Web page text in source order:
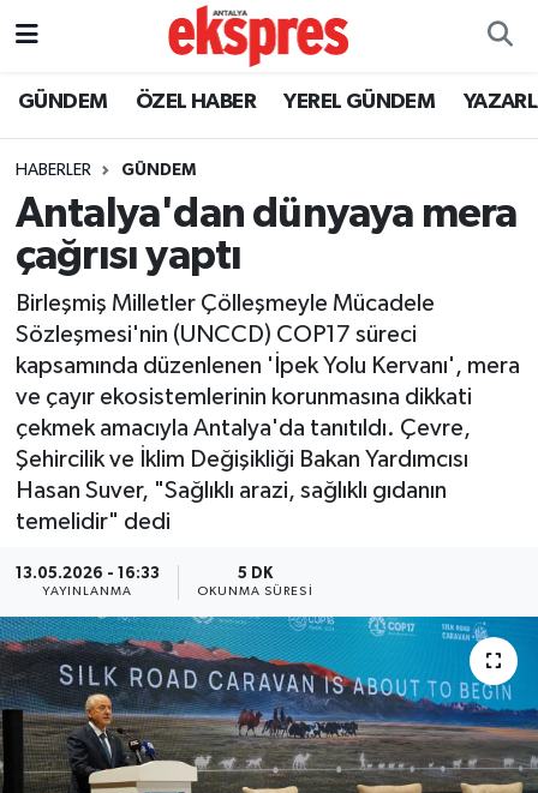
GÜNDEM ÖZEL HABER YEREL GÜNDEM
HABERLER GÜNDEM
Antalya'dan dünyaya mera
çağrısı yaptı
Birleşmiş Milletler Çölleşmeyle Mücadele
Sözleşmesi'nin (UNCCD) COP17 süreci
kapsamında düzenlenen 'İpek Yolu Kervanı', mera
ve çayır ekosistemlerinin korunmasına dikkati
çekmek amacıyla Antalya'da tanıtıldı. Çevre,
Şehircilik ve İklim Değişikliği Bakan Yardımcısı
Hasan Suver, "Sağlıklı arazi, sağlıklı gıdanın
temelidir" dedi
13.05.2026 - 16:33
YAYINLANMA
5 DK
OKUNMA SÜRESI
ÖZEL HABER
YEREL GÜNDEM
EKONOMİ
KÜLTÜR - SANAT
SPOR
SİYASET
SAĞLIK
DÜNYA
EĞİTİM
TURİZM
RÖPORTAJ
Nöbetçi Eczaneler
Trafik Durumu
Süper Lig Puan Durumu ve Fikstür
Tüm Manşetler
Son Dakika Haberleri
Haber Arşivi